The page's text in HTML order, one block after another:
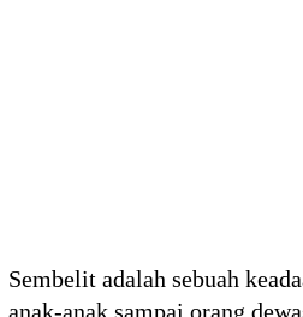
Sembelit adalah sebuah
anak-anak sampai orang